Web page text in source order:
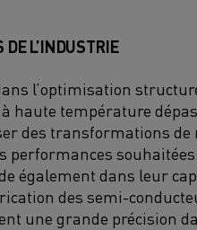
L’INDUSTRIE
l’optimisation
haute température
des transformations
performances
également dans leur
des semi-
une grande précision